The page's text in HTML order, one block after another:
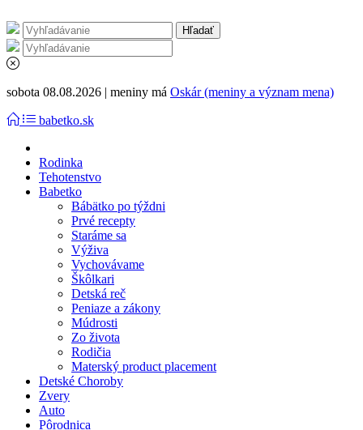
sobota 08.08.2026 | meniny má Oskár (meniny a význam mena)
babetko.sk
Rodinka
Tehotenstvo
Babetko
Bábätko po týždni
Prvé recepty
Staráme sa
Výživa
Vychovávame
Škôlkari
Detská reč
Peniaze a zákony
Múdrosti
Zo života
Rodičia
Materský product placement
Detské Choroby
Zvery
Auto
Pôrodnica